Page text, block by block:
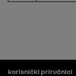
Podnožje
korisnički priručnici